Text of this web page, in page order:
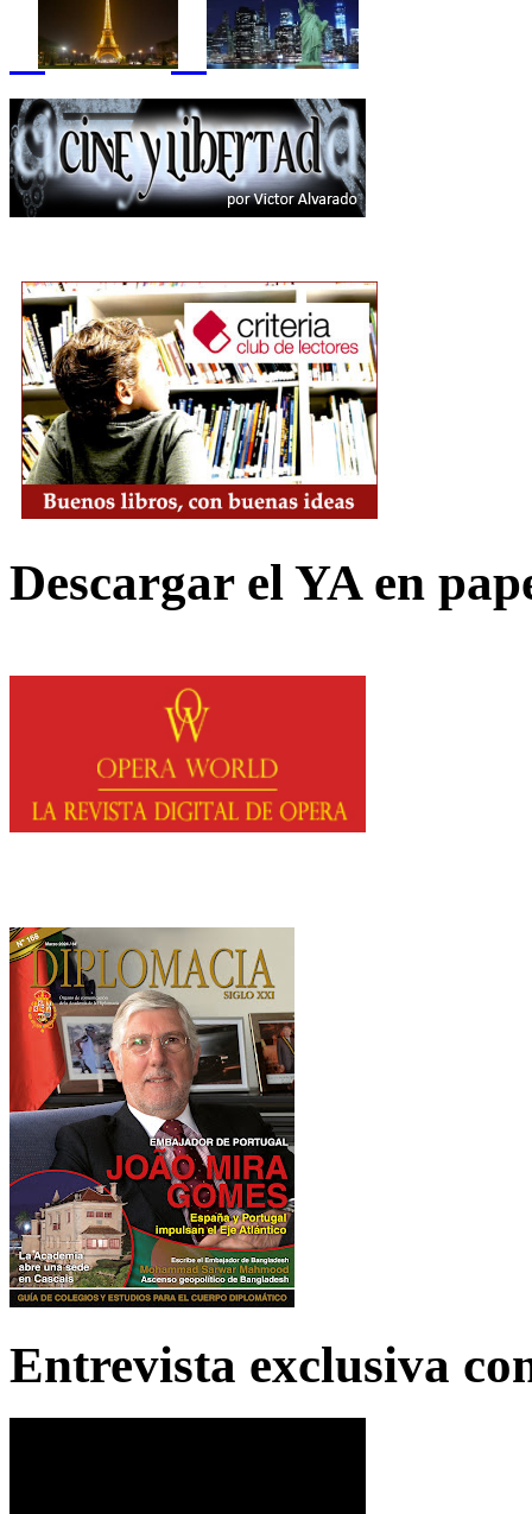
Descargar el YA en
Entrevista exclusiva